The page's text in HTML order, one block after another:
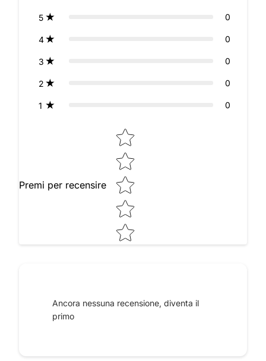
5 0
4 0
3 0
2 0
1 0
Premi per recensire
Star rating
Ancora nessuna recensione, diventa il
primo